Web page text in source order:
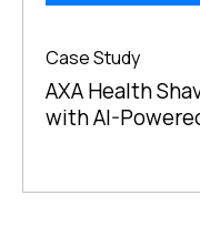
Case Study
AXA Health
with AI-